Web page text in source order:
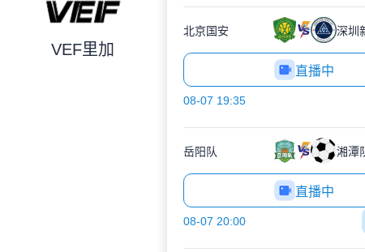
VEF里加
北京国安 深圳
直播中
08-07 19:35
岳阳队 湘潭
直播中
08-07 20:00